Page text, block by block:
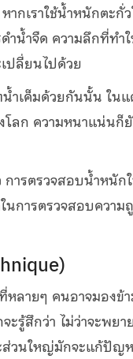
ากเราใช้น้ำหนักตะกั่
ดำน้ำจืด ความลึกที่ทำ
ปลี่ยนไปด้วย
ำเค็มด้วยกันนั้น ใน
ลก ความหนาแน่นก็
ารตรวจสอบน้ำหนัก
นการตรวจสอบความ
หลายๆ คนอาจมองข้
ะรู้สึกว่า ไม่ว่าจะพยา
วนใหญ่มักจะแก้ปัญห